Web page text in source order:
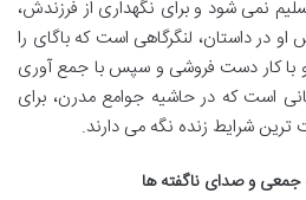
نمی شود و برای نگهداری از فرزندش،
در داستان، لنگرگاهی است که باگای را
با کار دست فروشی و سپس با جمع آوری
است که در حاشیه جوامع مدرن، برای
شرایط زنده نگه می دارند.
جمعی و صدای ناگفته ها